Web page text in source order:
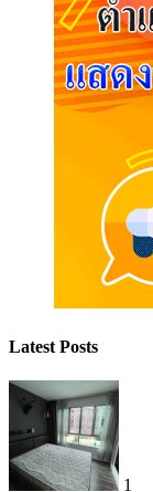
Latest Posts
1